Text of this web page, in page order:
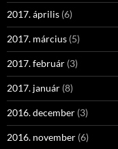
2017. április (6)
2017. március (5)
2017. február (3)
2017. január (8)
2016. december (3)
2016. november (6)